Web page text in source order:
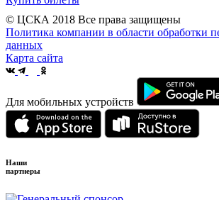
© ЦСКА 2018 Все права защищены
Политика компании в области обработки
данных
Карта сайта
Для мобильных устройств
Наши
партнеры